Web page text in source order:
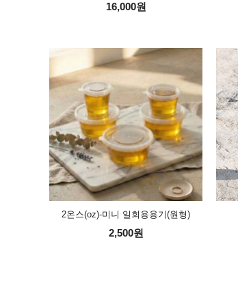
16,000원
2온스(oz)-미니 일회용용기(원형)
2,500원